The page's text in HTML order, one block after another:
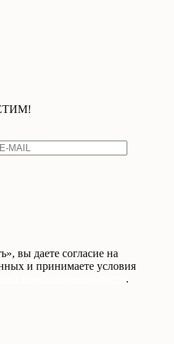
вы даете согласие на
и принимаете условия
.